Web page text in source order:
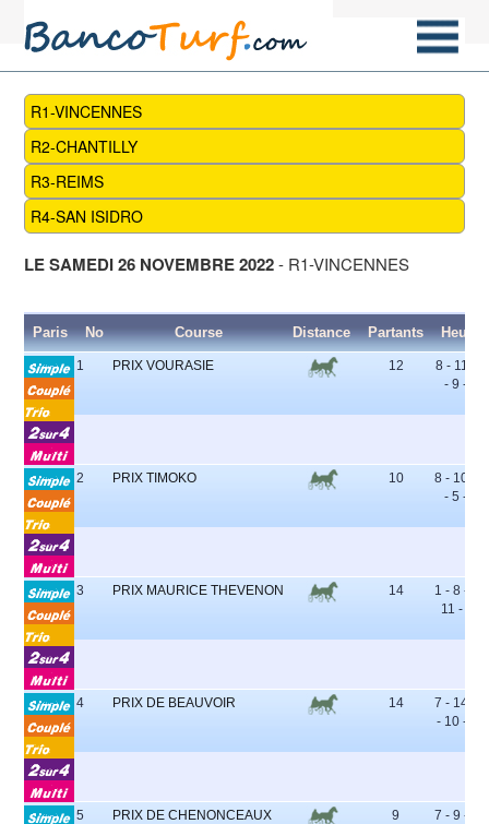
R1-VINCENNES
R2-CHANTILLY
R3-REIMS
R4-SAN ISIDRO
LE SAMEDI 26 NOVEMBRE 2022- R1-VINCENNES
Paris No Course Distance Partants Heure
1 PRIX VOURASIE 12
8 - 11 - 4
- 9 - 6
2 PRIX TIMOKO 10
8 - 10 - 9
- 5 - 6
3 PRIX MAURICE THEVENON 14
1 - 8 - 5 -
11 - 12
4 PRIX DE BEAUVOIR 14
7 - 14 - 6
- 10 - 13
5 PRIX DE CHENONCEAUX 9
7 - 9 - 8 -